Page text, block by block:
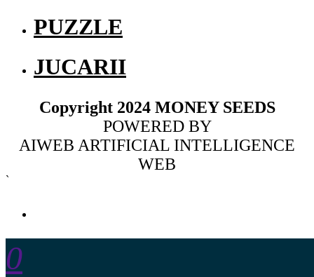
PUZZLE
JUCARII
Copyright 2024 MONEY SEEDS
POWERED BY
AIWEB ARTIFICIAL INTELLIGENCE
WEB
`
0